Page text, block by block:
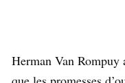
Herman Van Rompuy